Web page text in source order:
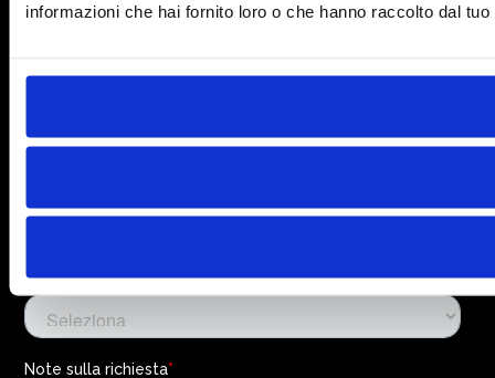
informazioni che hai fornito loro o che hanno raccolto dal